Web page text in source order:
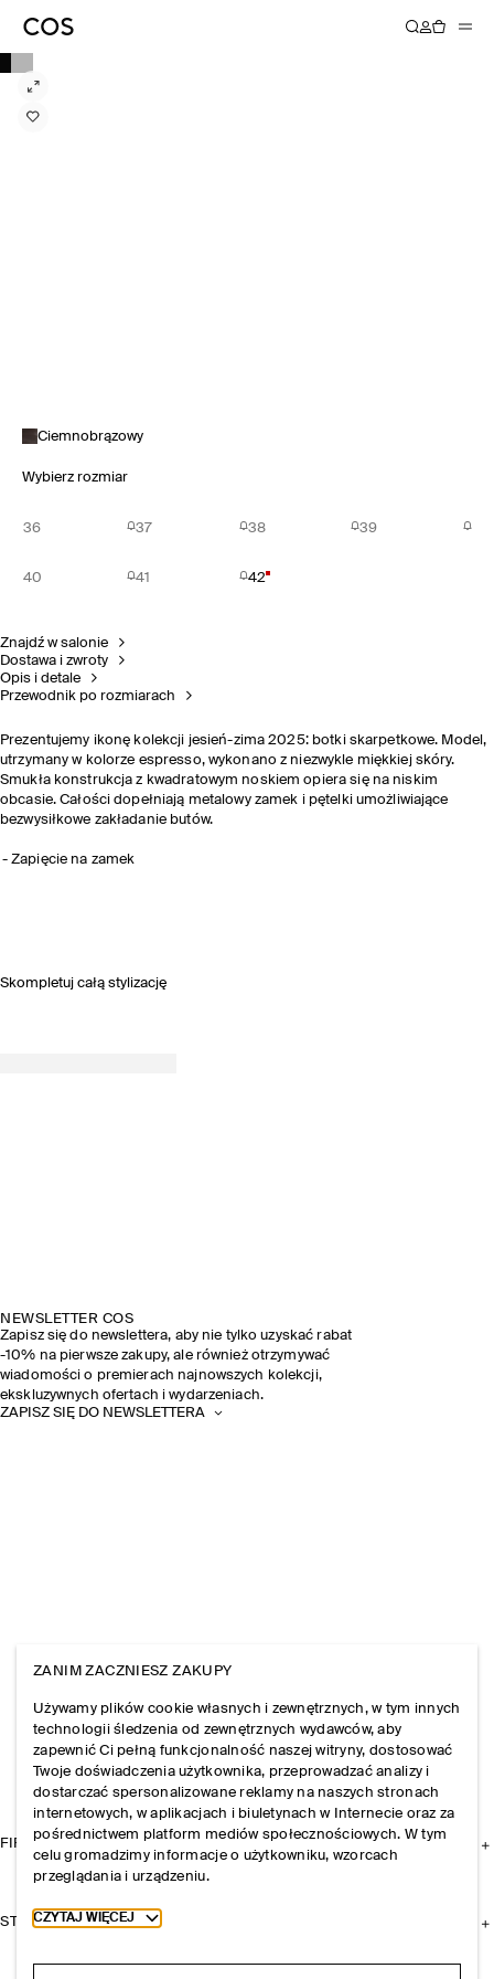
Ciemnobrązowy
Wybierz rozmiar
36 37 38 39
40 41 42
Znajdź w salonie
Dostawa i zwroty
Opis i detale
Przewodnik po rozmiarach
Prezentujemy ikonę kolekcji jesień-zima 2025: botki skarpetkowe. Model,
utrzymany w kolorze espresso, wykonano z niezwykle miękkiej skóry.
Smukła konstrukcja z kwadratowym noskiem opiera się na niskim
obcasie. Całości dopełniają metalowy zamek i pętelki umożliwiające
bezwysiłkowe zakładanie butów.
Zapięcie na zamek
Skompletuj całą stylizację
NEWSLETTER COS
Zapisz się do newslettera, aby nie tylko uzyskać rabat
-10% na pierwsze zakupy, ale również otrzymywać
wiadomości o premierach najnowszych kolekcji,
ekskluzywnych ofertach i wydarzeniach.
ZAPISZ SIĘ DO NEWSLETTERA
FIRMA
STREFA KLIENTA
ZANIM ZACZNIESZ ZAKUPY
Używamy plików cookie własnych i zewnętrznych, w tym innych
technologii śledzenia od zewnętrznych wydawców, aby
zapewnić Ci pełną funkcjonalność naszej witryny, dostosować
Twoje doświadczenia użytkownika, przeprowadzać analizy i
dostarczać spersonalizowane reklamy na naszych stronach
internetowych, w aplikacjach i biuletynach w Internecie oraz za
pośrednictwem platform mediów społecznościowych. W tym
celu gromadzimy informacje o użytkowniku, wzorcach
przeglądania i urządzeniu.
Toggle more cookie information
CZYTAJ WIĘCEJ